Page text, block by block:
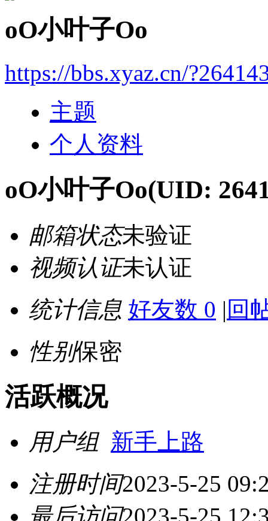
oO小叶子Oo
https://bbs.xyaz.cn/
主题
个人资料
oO小叶子Oo(UID:
邮箱状态未验证
视频认证未认证
统计信息 好友数 0 | 回
性别保密
活跃概况
用户组 新手上路
注册时间2023-5-25